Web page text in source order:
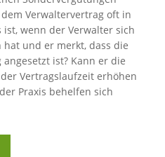
Verwaltervertrag oft in
wenn der Verwalter sich
und er merkt, dass die
ist? Kann er die
Vertragslaufzeit erhöhen
Praxis behelfen sich